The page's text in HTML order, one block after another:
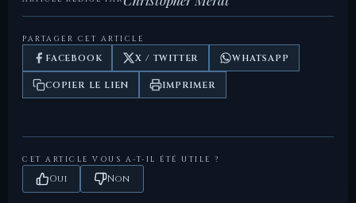
ayant légué sa fortune pour instituer les Floralia.
Varron,De lingua latina— Étymologie et antiquité du
culte de Flora à Rome.
Londres.
romaine
PARTAGER CET ARTICLE
FACEBOOK X / TWITTER WHATSAPP
COPIER LE LIEN IMPRIMER
CET ARTICLE VOUS A-T-IL ÉTÉ UTILE ?
Oui Non